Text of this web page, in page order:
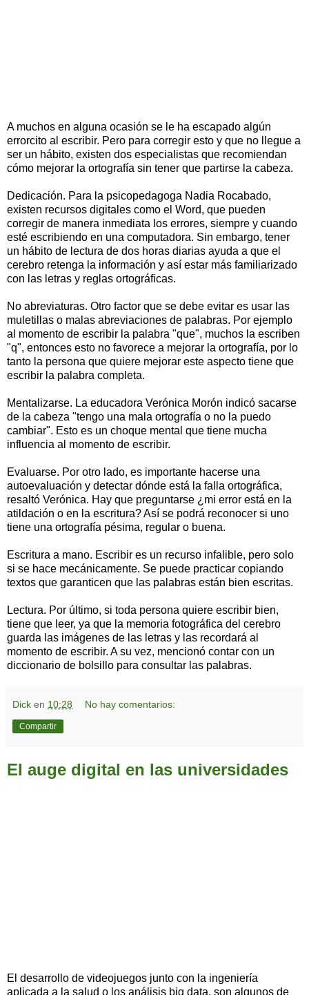
A muchos en alguna ocasión se le ha escapado algún
errorcito al escribir. Pero para corregir esto y que no llegue a
ser un hábito, existen dos especialistas que recomiendan
cómo mejorar la ortografía sin tener que partirse la cabeza.
Dedicación. Para la psicopedagoga Nadia Rocabado,
existen recursos digitales como el Word, que pueden
corregir de manera inmediata los errores, siempre y cuando
esté escribiendo en una computadora. Sin embargo, tener
un hábito de lectura de dos horas diarias ayuda a que el
cerebro retenga la información y así estar más familiarizado
con las letras y reglas ortográficas.
No abreviaturas. Otro factor que se debe evitar es usar las
muletillas o malas abreviaciones de palabras. Por ejemplo
al momento de escribir la palabra "que", muchos la escriben
"q", entonces esto no favorece a mejorar la ortografía, por lo
tanto la persona que quiere mejorar este aspecto tiene que
escribir la palabra completa.
Mentalizarse. La educadora Verónica Morón indicó sacarse
de la cabeza "tengo una mala ortografía o no la puedo
cambiar". Esto es un choque mental que tiene mucha
influencia al momento de escribir.
Evaluarse. Por otro lado, es importante hacerse una
autoevaluación y detectar dónde está la falla ortográfica,
resaltó Verónica. Hay que preguntarse ¿mi error está en la
atildación o en la escritura? Así se podrá reconocer si uno
tiene una ortografía pésima, regular o buena.
Escritura a mano. Escribir es un recurso infalible, pero solo
si se hace mecánicamente. Se puede practicar copiando
textos que garanticen que las palabras están bien escritas.
Lectura. Por último, si toda persona quiere escribir bien,
tiene que leer, ya que la memoria fotográfica del cerebro
guarda las imágenes de las letras y las recordará al
momento de escribir. A su vez, mencionó contar con un
diccionario de bolsillo para consultar las palabras.
Dick en 10:28 No hay comentarios:
Compartir
El auge digital en las universidades
El desarrollo de videojuegos junto con la ingeniería
aplicada a la salud o los análisis big data, son algunos de